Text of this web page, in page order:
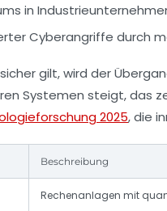
in
Cyberangriffe durch
gilt, wird der
Systemen steigt, das
2025, die
Beschreibung
Rechenanlagen mit